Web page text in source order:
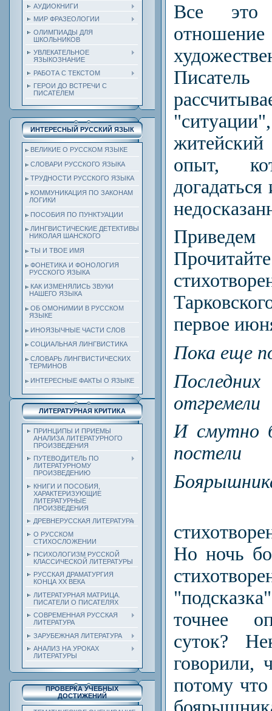
АУДИОКНИГИ
МИР ФРАЗЕОЛОГИИ
ОЛИМПИАДЫ ДЛЯ
ШКОЛЬНИКОВ
УВЛЕКАТЕЛЬНОЕ
ЯЗЫКОЗНАНИЕ
РАБОТА С ТЕКСТОМ
ГЕРОИ ДО ВСТРЕЧИ С
ПИСАТЕЛЕМ
ИНТЕРЕСНЫЙ РУССКИЙ ЯЗЫК
ВЕЛИКИЕ О РУССКОМ ЯЗЫКЕ
СЛОВАРИ РУССКОГО ЯЗЫКА
ТРУДНОСТИ РУССКОГО ЯЗЫКА
КОММУНИКАЦИЯ ПО ЗАКОНАМ
ЛОГИКИ
ПОСОБИЯ ПО ПУНКТУАЦИИ
ЛИНГВИСТИЧЕСКИЕ ДЕТЕКТИВЫ
НИКОЛАЯ ШАНСКОГО
ТЫ И ТВОЕ ИМЯ
ФОНЕТИКА И ФОНОЛОГИЯ
РУССКОГО ЯЗЫКА
КАК ИЗМЕНЯЛИСЬ ЗВУКИ
НАШЕГО ЯЗЫКА
ОБ ОМОНИМИИ В РУССКОМ
ЯЗЫКЕ
ИНОЯЗЫЧНЫЕ ЧАСТИ СЛОВ
СОЦИАЛЬНАЯ ЛИНГВИСТИКА
СЛОВАРЬ ЛИНГВИСТИЧЕСКИХ
ТЕРМИНОВ
ИНТЕРЕСНЫЕ ФАКТЫ О ЯЗЫКЕ
ЛИТЕРАТУРНАЯ КРИТИКА
ПРИНЦИПЫ И ПРИЕМЫ
АНАЛИЗА ЛИТЕРАТУРНОГО
ПРОИЗВЕДЕНИЯ
ПУТЕВОДИТЕЛЬ ПО
ЛИТЕРАТУРНОМУ
ПРОИЗВЕДЕНИЮ
КНИГИ И ПОСОБИЯ,
ХАРАКТЕРИЗУЮЩИЕ
ЛИТЕРАТУРНЫЕ
ПРОИЗВЕДЕНИЯ
ДРЕВНЕРУССКАЯ ЛИТЕРАТУРА
О РУССКОМ
СТИХОСЛОЖЕНИИ
ПСИХОЛОГИЗМ РУССКОЙ
КЛАССИЧЕСКОЙ ЛИТЕРАТУРЫ
РУССКАЯ ДРАМАТУРГИЯ
КОНЦА ХХ ВЕКА
ЛИТЕРАТУРНАЯ МАТРИЦА.
ПИСАТЕЛИ О ПИСАТЕЛЯХ
СОВРЕМЕННАЯ РУССКАЯ
ЛИТЕРАТУРА
ЗАРУБЕЖНАЯ ЛИТЕРАТУРА
АНАЛИЗ НА УРОКАХ
ЛИТЕРАТУРЫ
ПРОВЕРКА УЧЕБНЫХ
ДОСТИЖЕНИЙ
Все это
опыт,
первое
Пока еще
отгремели
И смутно
постели
Но ночь
точнее
суток?
говорили,
потому